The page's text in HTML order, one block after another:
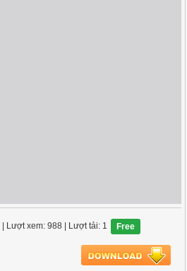
| Lượt xem: 988 | Lượt tải: 1 Free